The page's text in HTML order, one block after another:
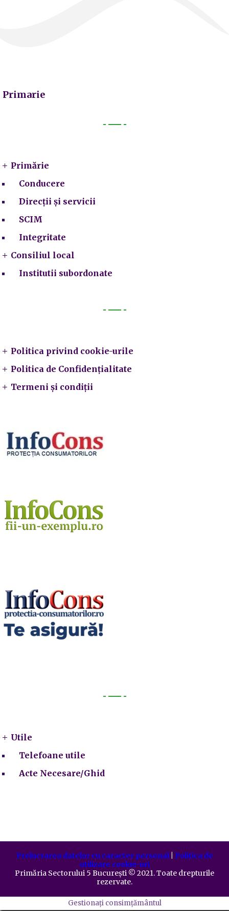
Primarie
Primărie
Conducere
Direcții și servicii
SCIM
Integritate
Consiliul local
Institutii subordonate
Politica privind cookie-urile
Politica de Confidențialitate
Termeni și condiții
Utile
Telefoane utile
Acte Necesare/Ghid
Prelucrarea datelor cu caracter personal| Politica de
utilizare cookie-uri
Primăria Sectorului 5 București ©️ 2021. Toate drepturile
rezervate.
Gestionați consimțământul